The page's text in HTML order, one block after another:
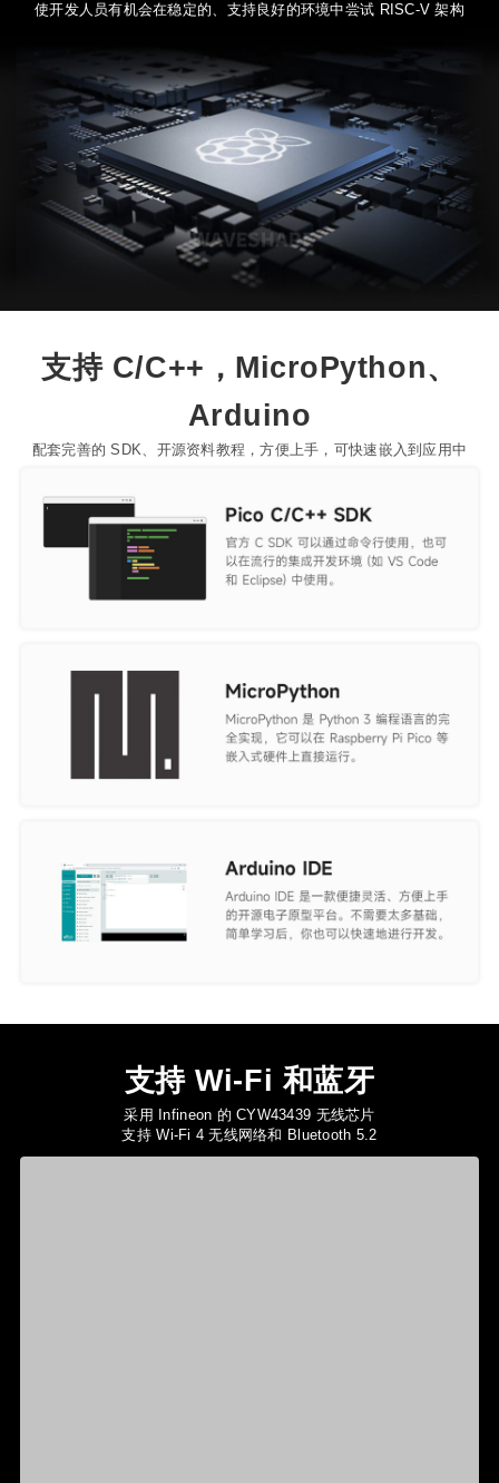
使开发人员有机会在稳定的、支持良好的环境中尝试 RISC-V 架构
支持 C/C++，MicroPython、
Arduino
配套完善的 SDK、开源资料教程，方便上手，可快速嵌入到应用中
支持 Wi-Fi 和蓝牙
采用 Infineon 的 CYW43439 无线芯片
支持 Wi-Fi 4 无线网络和 Bluetooth 5.2